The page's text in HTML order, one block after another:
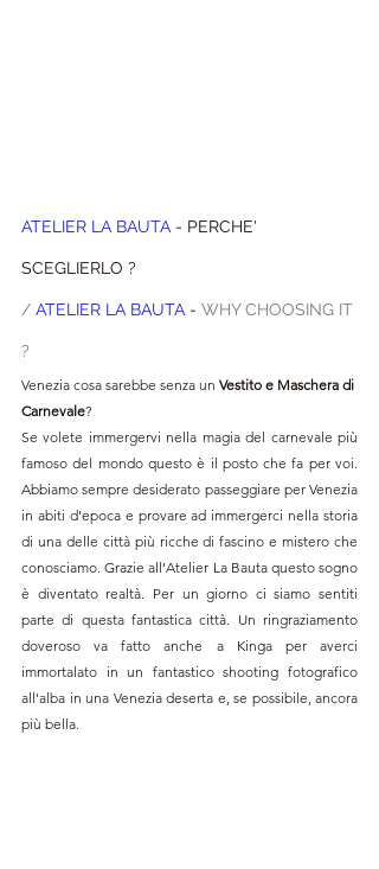
ATELIER LA BAUTA - PERCHE'
SCEGLIERLO ?
/ ATELIER LA BAUTA - WHY CHOOSING IT
?
Venezia cosa sarebbe senza un Vestito e Maschera di
Carnevale?
Se volete immergervi nella magia del carnevale più
famoso del mondo questo è il posto che fa per voi.
Abbiamo sempre desiderato passeggiare per Venezia
in abiti d'epoca e provare ad immergerci nella storia
di una delle città più ricche di fascino e mistero che
conosciamo. Grazie all'Atelier La Bauta questo sogno
è diventato realtà. Per un giorno ci siamo sentiti
parte di questa fantastica città. Un ringraziamento
doveroso va fatto anche a Kinga per averci
immortalato in un fantastico shooting fotografico
all'alba in una Venezia deserta e, se possibile, ancora
più bella.